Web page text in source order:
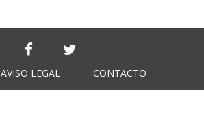
AVISO LEGAL CONTACTO